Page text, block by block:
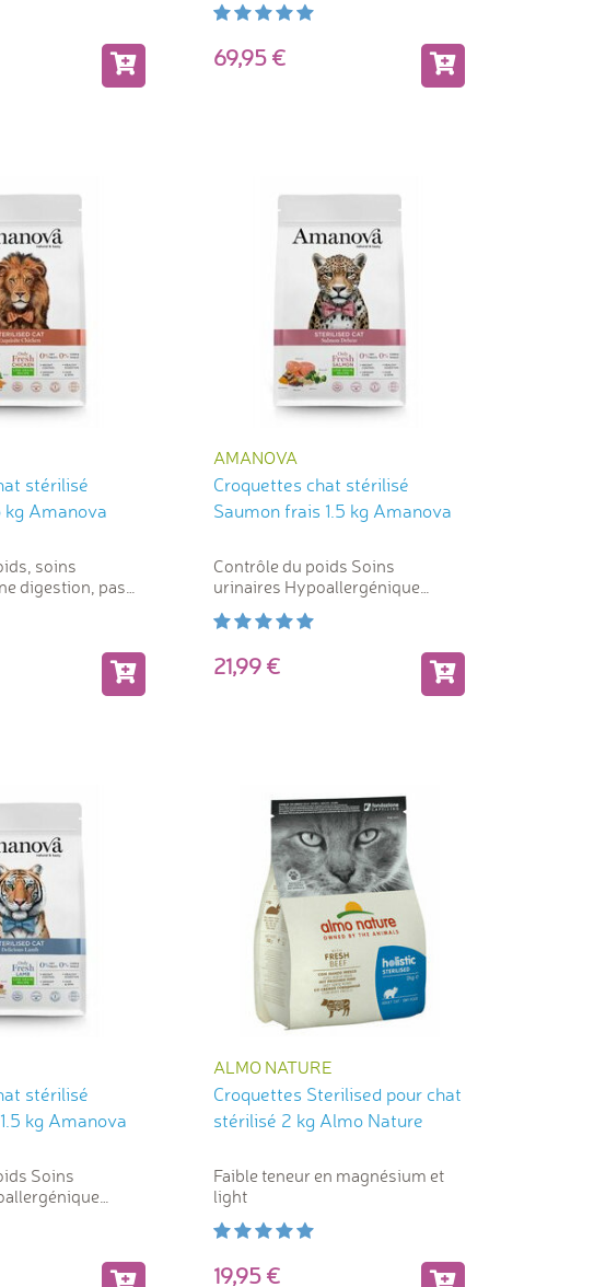
69,95
stérilisé
Amanova
soins
digestion, pas
AMANOVA
Croquettes chat stérilisé
Saumon frais 1.5 kg Amanova
Contrôle du poids Soins
urinaires Hypoallergénique
Digestion
21,99
stérilisé
kg Amanova
Soins
ALMO NATURE
Croquettes Sterilised pour chat
stérilisé 2 kg Almo Nature
Faible teneur en magnésium et
light
19,95